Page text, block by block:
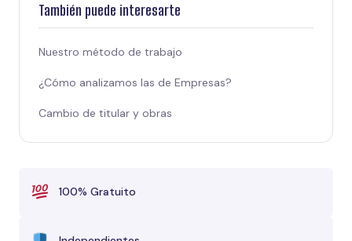
También puede interesarte
Nuestro método de trabajo
¿Cómo analizamos las de Empresas?
Cambio de titular y obras
100% Gratuito